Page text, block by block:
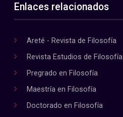
Enlaces relacionados
Areté - Revista de Filosofía
Revista Estudios de Filosofía
Pregrado en Filosofía
Maestría en Filosofía
Doctorado en Filosofía